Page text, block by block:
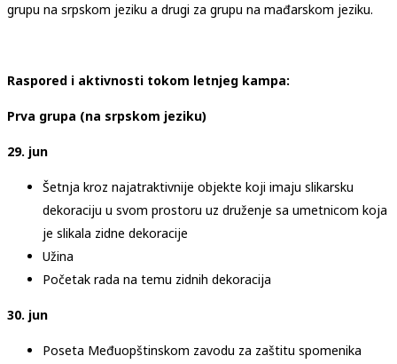
grupu na srpskom jeziku a drugi za grupu na mađarskom jeziku.
Raspored i aktivnosti tokom letnjeg kampa:
Prva grupa (na srpskom jeziku)
29. jun
Šetnja kroz najatraktivnije objekte koji imaju slikarsku
dekoraciju u svom prostoru uz druženje sa umetnicom koja
je slikala zidne dekoracije
Užina
Početak rada na temu zidnih dekoracija
30. jun
Poseta Međuopštinskom zavodu za zaštitu spomenika